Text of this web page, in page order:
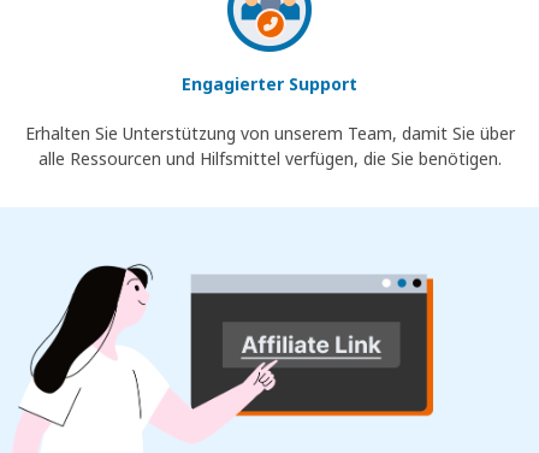
Engagierter Support
Erhalten Sie Unterstützung von unserem Team, damit Sie über
alle Ressourcen und Hilfsmittel verfügen, die Sie benötigen.